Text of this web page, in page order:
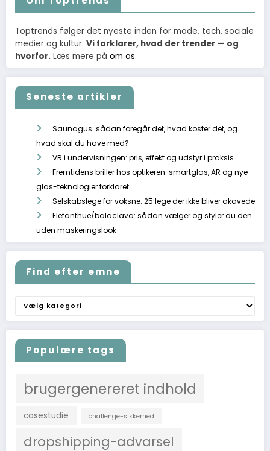
Toptrends følger det nyeste inden for mode, tech, sociale
medier og kultur. Vi forklarer, hvad der trender — og
hvorfor. Læs mere på om os.
Seneste artikler
Saunagus: sådan foregår det, hvad koster det, og
hvad skal du have med?
VR i undervisningen: pris, effekt og udstyr i praksis
Fremtidens briller hos optikeren: smartglas, AR og nye
glas-teknologier forklaret
Selskabslege for voksne: 25 lege der ikke bliver akavede
Elefanthue/balaclava: sådan vælger og styler du den
uden maskeringslook
Find efter emne
emne
Populære tags
brugergenereret indhold
casestudie challenge-sikkerhed
dropshipping-advarsel